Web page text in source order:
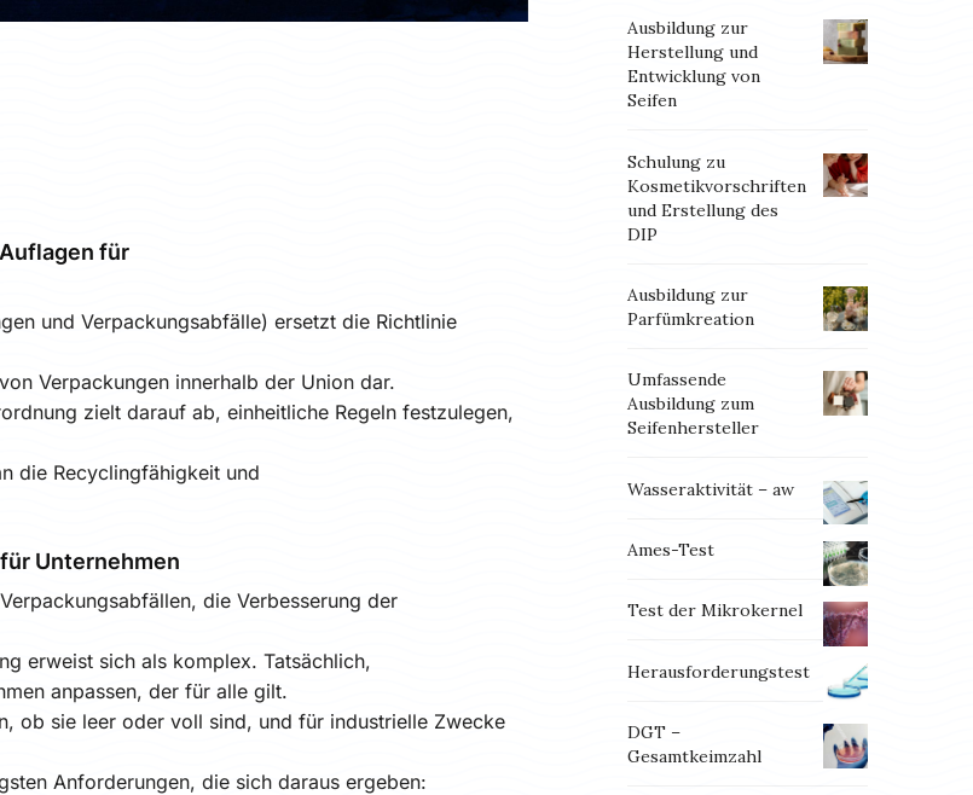
für
und Verpackungsabfälle) ersetzt die Richtlinie
Verpackungen innerhalb der Union dar.
zielt darauf ab, einheitliche Regeln festzulegen,
die Recyclingfähigkeit und
Unternehmen
die Verbesserung der
erweist sich als komplex. Tatsächlich,
anpassen, der für alle gilt.
ob sie leer oder voll sind, und für industrielle Zwecke
Anforderungen, die sich daraus ergeben:
Ausbildung zur
Herstellung und
Entwicklung von
Seifen
Schulung zu
Kosmetikvorschriften
und Erstellung des
DIP
Ausbildung zur
Parfümkreation
Umfassende
Ausbildung zum
Seifenhersteller
Wasseraktivität – aw
Ames-Test
Test der Mikrokernel
Herausforderungstest
DGT –
Gesamtkeimzahl